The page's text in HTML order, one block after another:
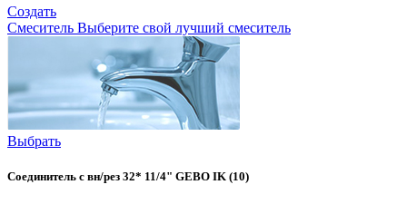
Создать
Смеситель Выберите свой лучший смеситель
Выбрать
Соединитель с вн/рез 32* 11/4" GEBO IK (10)